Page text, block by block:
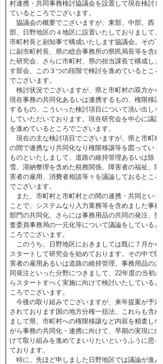
村連携・共同事務検討協議会を設置して現在検討し
ているところでございます。
協議会の概要でございますが、東部、中部、西
部、日野地区の４地区に設置いたしておりまして、
市町村長と副知事で構成いたします協議会。その下
に副市町村長、県の総合事務所の県民局長等を含め
た研究会、さらに市町村、県の担当課長で構成しま
す部会、この３つの段階で検討を進めているところ
でございます。
検討状況でございますが、県と市町村の双方から
現在事務の共同化あるいは連携するもの、権限移譲
するもの、こういった検討項目について洗い出しを
していただいております。現在研究会を中心に議論
を進めているところでございます。
現在の主な検討項目でございますが、県と市町村
の間で連携なり共同化なり権限移譲等を図っていく
ものといたしまして、道路の維持管理あるいは除
雪、滞納整理を含めた税務関係、障害者の福祉、障
害者の雇用、消費者相談等々を議論しておるところ
でございます。
また、市町村と市町村との間の連携・共同という
ことで、システムなり入力業務等を含めました事務
部門の共同化、さらには事務用品の共同の発注、監
査委員事務局の一元化等について議論をしていると
ころでございます。
このうち、日野地区におきましては既に７月から
スタートして研究会を始めております。その中で障
害者の雇用あるいは道路の維持管理、事務用品の共
同発注といった分野につきまして、22年度の当初か
らスタートすべく実施に向けて検討いたしていると
ころでございます。
今後の取り組みでございますが、来年提案が予定
されております国の地方分権一括法、これらも含め
まして県、市町村への権限移譲など内容を精査しな
がら事務の共同化・連携に向けて、早期の実現に向
けて取り組みを進めてまいりたいというふうに思っ
ております。
特に、先ほど申しました日野地区では議論が進ん